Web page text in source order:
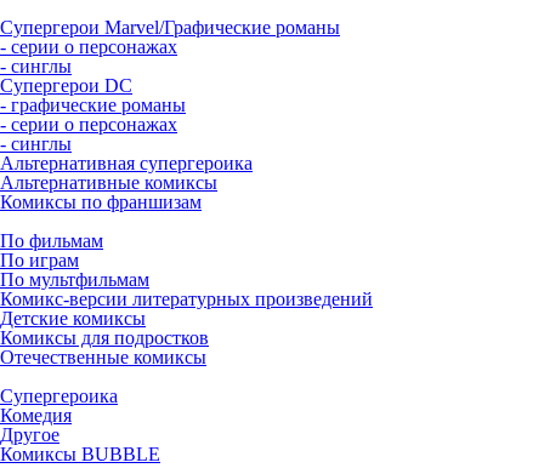
Супергерои Marvel/Графические романы
- серии о персонажах
- синглы
Супергерои DC
- графические романы
- серии о персонажах
- синглы
Альтернативная супергероика
Альтернативные комиксы
Комиксы по франшизам
По фильмам
По играм
По мультфильмам
Комикс-версии литературных произведений
Детские комиксы
Комиксы для подростков
Отечественные комиксы
Супергероика
Комедия
Другое
Комиксы BUBBLE